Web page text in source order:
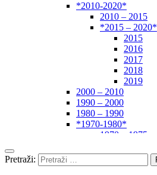
*2010-2020*
2010 – 2015
*2015 – 2020*
2015
2016
2017
2018
2019
2000 – 2010
1990 – 2000
1980 – 1990
*1970-1980*
1970 – 1975
1960 – 1970
1950 – 1960
Pretraži: